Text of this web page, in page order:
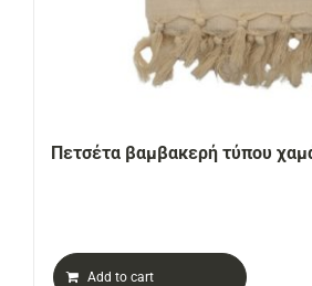
Πετσέτα βαμβακερή τύπου
Add to cart